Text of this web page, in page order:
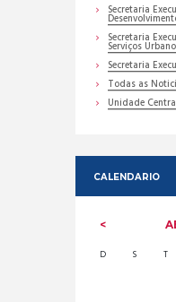
Secretaria
Secretaria
Serviços
Secretaria
Todas as
Unidade
CALENDARIO
D S T